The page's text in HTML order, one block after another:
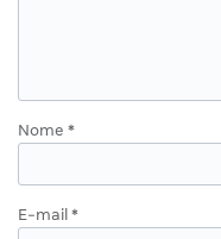
Nome *
E-mail *